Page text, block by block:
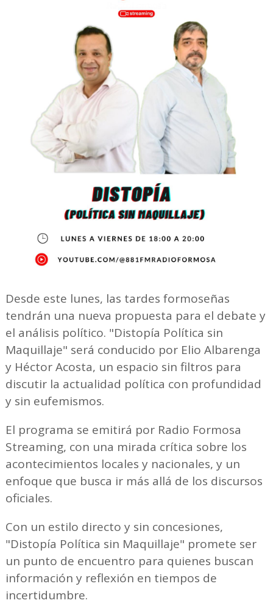
Desde este lunes, las tardes formoseñas
tendrán una nueva propuesta para el debate y
el análisis político. "Distopía Política sin
Maquillaje" será conducido por Elio Albarenga
y Héctor Acosta, un espacio sin filtros para
discutir la actualidad política con profundidad
y sin eufemismos.
El programa se emitirá por Radio Formosa
Streaming, con una mirada crítica sobre los
acontecimientos locales y nacionales, y un
enfoque que busca ir más allá de los discursos
oficiales.
Con un estilo directo y sin concesiones,
"Distopía Política sin Maquillaje" promete ser
un punto de encuentro para quienes buscan
información y reflexión en tiempos de
incertidumbre.